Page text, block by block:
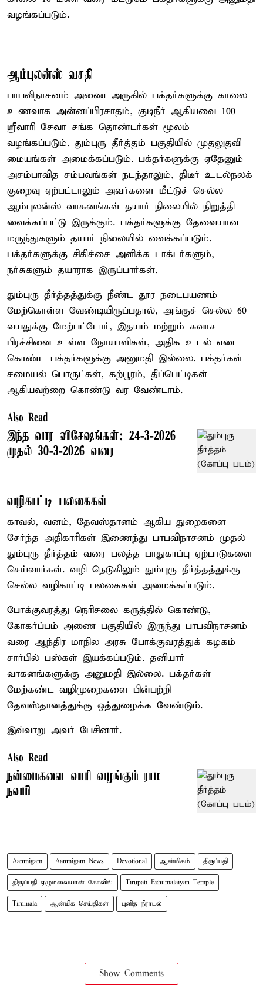
வழங்கப்படும்.
ஆம்புலன்ஸ் வசதி
பாபவிநாசனம் அணை அருகில் பக்தர்களுக்கு காலை
உணவாக அன்னப்பிரசாதம், குடிநீர் ஆகியவை 100
ஸ்ரீவாரி சேவா சங்க தொண்டர்கள் மூலம்
வழங்கப்படும். தும்புரு தீர்த்தம் பகுதியில் முதலுதவி
மையங்கள் அமைக்கப்படும். பக்தர்களுக்கு ஏதேனும்
அசம்பாவித சம்பவங்கள் நடந்தாலும், திடீர் உடல்நலக்
குறைவு ஏற்பட்டாலும் அவர்களை மீட்டுச் செல்ல
ஆம்புலன்ஸ் வாகனங்கள் தயார் நிலையில் நிறுத்தி
வைக்கப்பட்டு இருக்கும். பக்தர்களுக்கு தேவையான
மருந்துகளும் தயார் நிலையில் வைக்கப்படும்.
பக்தர்களுக்கு சிகிச்சை அளிக்க டாக்டர்களும்,
நர்சுகளும் தயாராக இருப்பார்கள்.
தும்புரு தீர்த்தத்துக்கு நீண்ட தூர நடைபயணம்
மேற்கொள்ள வேண்டியிருப்பதால், அங்குச் செல்ல 60
வயதுக்கு மேற்பட்டோர், இதயம் மற்றும் சுவாச
பிரச்சினை உள்ள நோயாளிகள், அதிக உடல் எடை
கொண்ட பக்தர்களுக்கு அனுமதி இல்லை. பக்தர்கள்
சமையல் பொருட்கள், கற்பூரம், தீப்பெட்டிகள்
ஆகியவற்றை கொண்டு வர வேண்டாம்.
Also Read
இந்த வார விசேஷங்கள்: 24-3-2026
முதல் 30-3-2026 வரை
வழிகாட்டி பலகைகள்
காவல், வனம், தேவஸ்தானம் ஆகிய துறைகளை
சேர்ந்த அதிகாரிகள் இணைந்து பாபவிநாசனம் முதல்
தும்புரு தீர்த்தம் வரை பலத்த பாதுகாப்பு ஏற்பாடுகளை
செய்வார்கள். வழி நெடுகிலும் தும்புரு தீர்த்தத்துக்கு
செல்ல வழிகாட்டி பலகைகள் அமைக்கப்படும்.
போக்குவரத்து நெரிசலை கருத்தில் கொண்டு,
கோகர்ப்பம் அணை பகுதியில் இருந்து பாபவிநாசனம்
வரை ஆந்திர மாநில அரசு போக்குவரத்துக் கழகம்
சார்பில் பஸ்கள் இயக்கப்படும். தனியார்
வாகனங்களுக்கு அனுமதி இல்லை. பக்தர்கள்
மேற்கண்ட வழிமுறைகளை பின்பற்றி
தேவஸ்தானத்துக்கு ஒத்துழைக்க வேண்டும்.
இவ்வாறு அவர் பேசினார்.
Also Read
நன்மைகளை வாரி வழங்கும் ராம
நவமி
Aanmigam Aanmigam News Devotional ஆன்மிகம் திருப்பதி
திருப்பதி ஏழுமலையான் கோவில் Tirupati Ezhumalaiyan Temple
Tirumala ஆன்மிக செய்திகள் புனித நீராடல்
Show Comments